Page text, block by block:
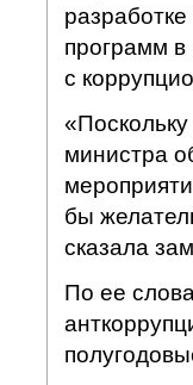
программ в
с
министра
бы
сказала
По ее